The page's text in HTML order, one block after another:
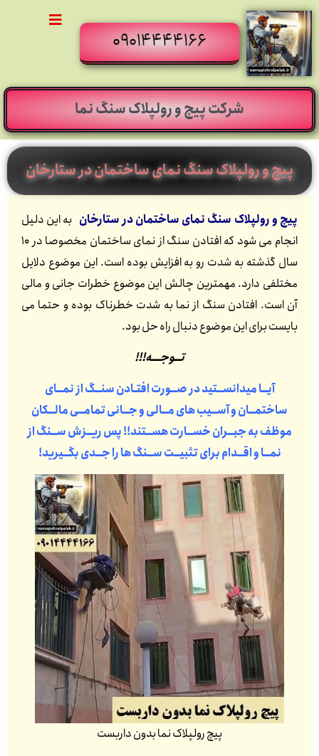
09014444166
شرکت پیچ و رولپلاک سنگ نما
پیچ و رولپلاک سنگ نمای ساختمان در ستارخان
پیچ و رولپلاک سنگ نمای ساختمان در ستارخان به این دلیل
انجام می شود که افتادن سنگ از نمای ساختمان مخصوصا در 10
سال گذشته به شدت رو به افزایش بوده است. این موضوع دلایل
مختلفی دارد. مهمترین چالش این موضوع خطرات جانی و مالی
آن است. افتادن سنگ از نما به شدت خطرناک بوده و حتما می
بایست برای این موضوع دنبال راه حل بود.
تــوجـــه!!!
آیــا میدانســتید در صــورت افتـادن سنــگ از نمــای
ساختمــان و آســیب های مــالی و جــانی تمامــی مالــکان
موظف به جبــران خســارت هســتند!! پس ریــزش ســنگ از
نمــا و اقــدام برای تثبیــت ســنگ ها را جــدی بگــیرید!
پیچ رولپلاک نما بدون داربست